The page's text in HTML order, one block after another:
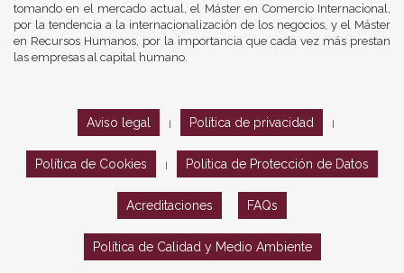
tomando en el mercado actual, el Máster en Comercio Internacional,
por la tendencia a la internacionalización de los negocios, y el Máster
en Recursos Humanos, por la importancia que cada vez más prestan
las empresas al capital humano.
Aviso legal Política de privacidad
Política de Cookies Política de Protección de Datos
Acreditaciones FAQs
Política de Calidad y Medio Ambiente